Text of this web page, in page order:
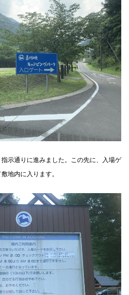
示通りに進みました。この先に、入場ゲ
地内に入ります。